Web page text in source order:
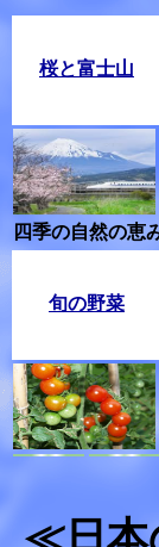
桜と富士山
四季の自然の恵
旬の野菜
≪日本